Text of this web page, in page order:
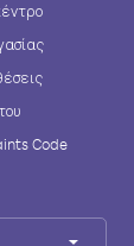
Code